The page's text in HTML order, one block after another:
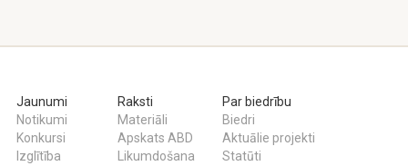
Jaunumi
Notikumi
Konkursi
Izglītība
Raksti
Materiāli
Apskats ABD
Likumdošana
Par biedrību
Biedri
Aktuālie projekti
Statūti